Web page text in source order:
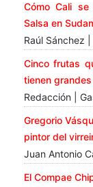
Cómo Cali
Salsa en
Raúl Sánchez
Cinco frutas
tienen
Redacción |
Gregorio
pintor del
Juan Antonio
El Compae